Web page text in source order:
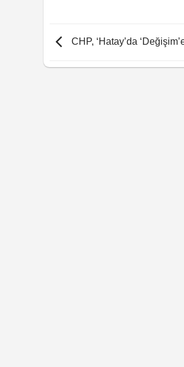
CHP, ‘Hatay’da